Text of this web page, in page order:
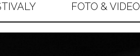
FOTO & VIDEO